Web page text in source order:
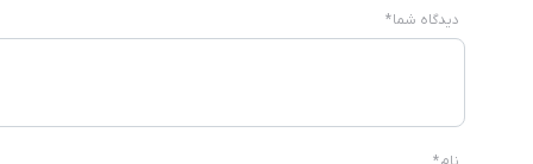
دیدگاه شما*